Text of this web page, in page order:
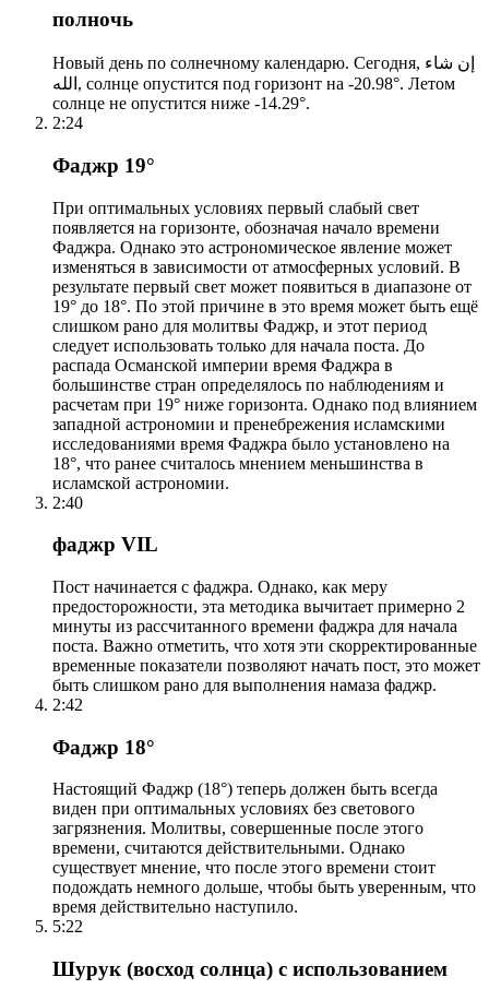
полночь
Новый день по солнечному календарю. Сегодня, إن شاء
الله, солнце опустится под горизонт на -20.98°. Летом
солнце не опустится ниже -14.29°.
2:24
Фаджр 19°
При оптимальных условиях первый слабый свет
появляется на горизонте, обозначая начало времени
Фаджра. Однако это астрономическое явление может
изменяться в зависимости от атмосферных условий. В
результате первый свет может появиться в диапазоне от
19° до 18°. По этой причине в это время может быть ещё
слишком рано для молитвы Фаджр, и этот период
следует использовать только для начала поста. До
распада Османской империи время Фаджра в
большинстве стран определялось по наблюдениям и
расчетам при 19° ниже горизонта. Однако под влиянием
западной астрономии и пренебрежения исламскими
исследованиями время Фаджра было установлено на
18°, что ранее считалось мнением меньшинства в
исламской астрономии.
2:40
фаджр VIL
Пост начинается с фаджра. Однако, как меру
предосторожности, эта методика вычитает примерно 2
минуты из рассчитанного времени фаджра для начала
поста. Важно отметить, что хотя эти скорректированные
временные показатели позволяют начать пост, это может
быть слишком рано для выполнения намаза фаджр.
2:42
Фаджр 18°
Настоящий Фаджр (18°) теперь должен быть всегда
виден при оптимальных условиях без светового
загрязнения. Молитвы, совершенные после этого
времени, считаются действительными. Однако
существует мнение, что после этого времени стоит
подождать немного дольше, чтобы быть уверенным, что
время действительно наступило.
5:22
Шурук (восход солнца) с использованием